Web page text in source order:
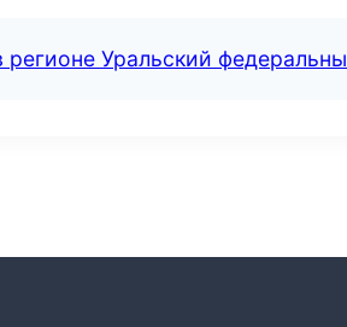
регионе Уральский